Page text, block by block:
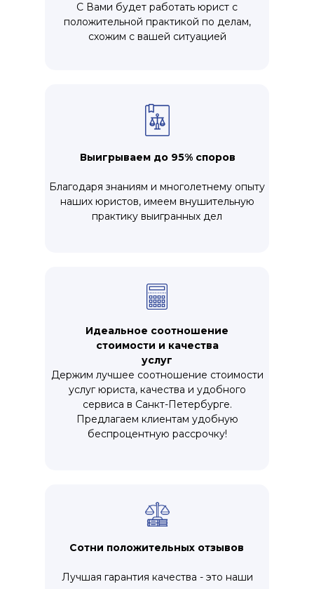
С Вами будет работать юрист с
положительной практикой по делам,
схожим с вашей ситуацией
Благодаря знаниям и многолетнему опыту
наших юристов, имеем внушительную
практику выигранных дел
Выигрываем до 95% споров
Держим лучшее соотношение стоимости
услуг юриста, качества и удобного
сервиса в Санкт-Петербурге.
Предлагаем клиентам удобную
беспроцентную рассрочку!
Идеальное соотношение
стоимости и качества
услуг
Лучшая гарантия качества - это наши
Сотни положительных отзывов